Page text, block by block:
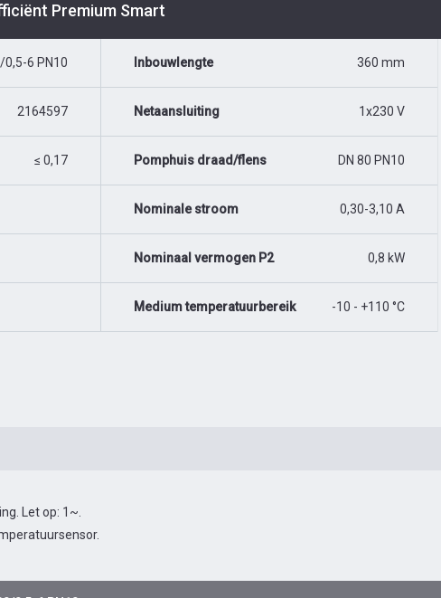
Premium Smart
6 PN10
2164597
≤ 0,17
Inbouwlengte 360 mm
Netaansluiting 1x230 V
Pomphuis draad/flens DN 80 PN10
Nominale stroom 0,30-3,10 A
Nominaal vermogen P2 0,8 kW
Medium temperatuurbereik -10 - +110 °C
Let op: 1~.